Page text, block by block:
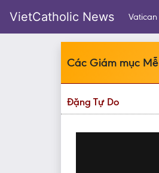
VietCatholic News Vatican
Các Giám mục
Đặng Tự Do